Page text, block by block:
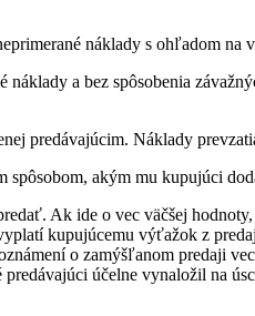
náklady s ohľadom na
a bez spôsobenia
predávajúcim. Náklady
akým mu kupujúci
Ak ide o vec väčšej
kupujúcemu výťažok z
o zamýšľanom predaji
účelne vynaložil na